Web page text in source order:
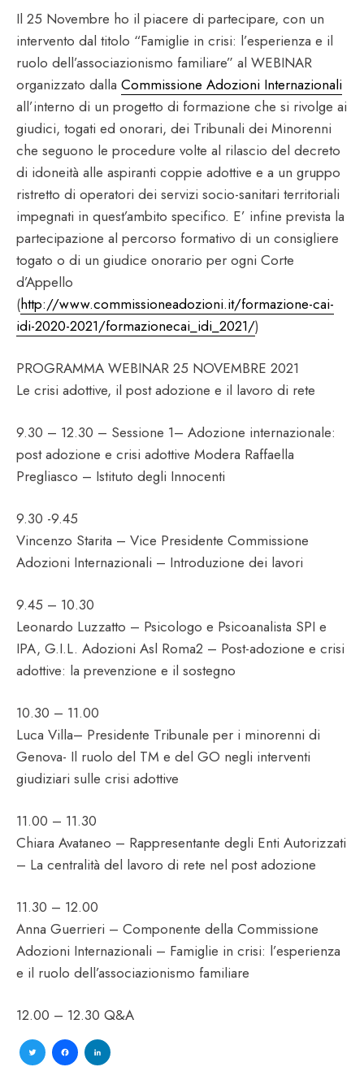
Il 25 Novembre ho il piacere di partecipare, con un
intervento dal titolo “Famiglie in crisi: l’esperienza e il
ruolo dell’associazionismo familiare” al WEBINAR
organizzato dalla Commissione Adozioni Internazionali
all’interno di un progetto di formazione che si rivolge ai
giudici, togati ed onorari, dei Tribunali dei Minorenni
che seguono le procedure volte al rilascio del decreto
di idoneità alle aspiranti coppie adottive e a un gruppo
ristretto di operatori dei servizi socio-sanitari territoriali
impegnati in quest’ambito specifico. E’ infine prevista la
partecipazione al percorso formativo di un consigliere
togato o di un giudice onorario per ogni Corte
d’Appello
(http://www.commissioneadozioni.it/formazione-cai-
idi-2020-2021/formazionecai_idi_2021/)
PROGRAMMA WEBINAR 25 NOVEMBRE 2021
Le crisi adottive, il post adozione e il lavoro di rete
9.30 – 12.30 – Sessione 1– Adozione internazionale:
post adozione e crisi adottive Modera Raffaella
Pregliasco – Istituto degli Innocenti
9.30 -9.45
Vincenzo Starita – Vice Presidente Commissione
Adozioni Internazionali – Introduzione dei lavori
9.45 – 10.30
Leonardo Luzzatto – Psicologo e Psicoanalista SPI e
IPA, G.I.L. Adozioni Asl Roma2 – Post-adozione e crisi
adottive: la prevenzione e il sostegno
10.30 – 11.00
Luca Villa– Presidente Tribunale per i minorenni di
Genova- Il ruolo del TM e del GO negli interventi
giudiziari sulle crisi adottive
11.00 – 11.30
Chiara Avataneo – Rappresentante degli Enti Autorizzati
– La centralità del lavoro di rete nel post adozione
11.30 – 12.00
Anna Guerrieri – Componente della Commissione
Adozioni Internazionali – Famiglie in crisi: l’esperienza
e il ruolo dell’associazionismo familiare
12.00 – 12.30 Q&A